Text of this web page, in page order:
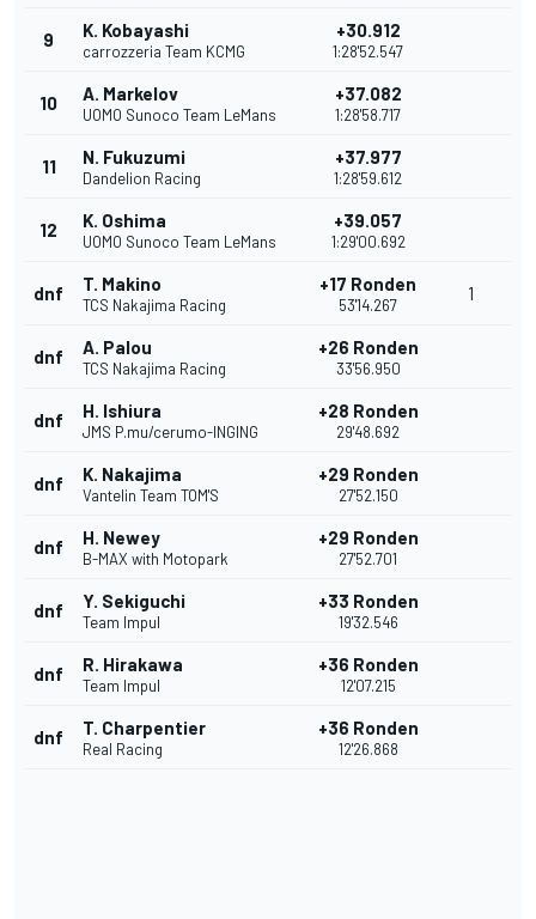
9 K. Kobayashi
carrozzeria Team KCMG
+30.912
1:28'52.547
10 A. Markelov
UOMO Sunoco Team LeMans
+37.082
1:28'58.717
11 N. Fukuzumi
Dandelion Racing
+37.977
1:28'59.612
12 K. Oshima
UOMO Sunoco Team LeMans
+39.057
1:29'00.692
dnf T. Makino
TCS Nakajima Racing
+17 Ronden
53'14.267
1
dnf A. Palou
TCS Nakajima Racing
+26 Ronden
33'56.950
dnf H. Ishiura
JMS P.mu/cerumo-INGING
+28 Ronden
29'48.692
dnf K. Nakajima
Vantelin Team TOM'S
+29 Ronden
27'52.150
dnf H. Newey
B-MAX with Motopark
+29 Ronden
27'52.701
dnf Y. Sekiguchi
Team Impul
+33 Ronden
19'32.546
dnf R. Hirakawa
Team Impul
+36 Ronden
12'07.215
dnf T. Charpentier
Real Racing
+36 Ronden
12'26.868